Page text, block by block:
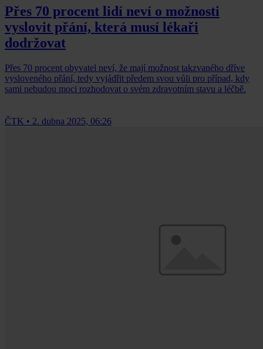
Přes 70 procent lidí neví o možnosti
vyslovit přání, která musí lékaři
dodržovat
Přes 70 procent obyvatel neví, že mají možnost takzvaného dříve
vysloveného přání, tedy vyjádřit předem svou vůli pro případ, kdy
sami nebudou moci rozhodovat o svém zdravotním stavu a léčbě.
ČTK • 2. dubna 2025, 06:26